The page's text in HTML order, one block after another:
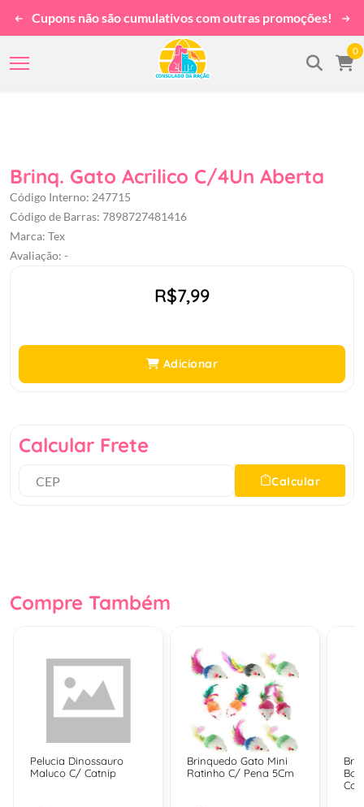
Cupons não são cumulativos com outras promoções!
0
Brinq. Gato Acrilico C/4Un Aberta
Código Interno: 247715
Código de Barras: 7898727481416
Marca: Tex
Avaliação: -
R$7,99
Adicionar
Calcular Frete
Calcular
Compre Também
Pelucia Dinossauro
Maluco C/ Catnip
Brinquedo Gato Mini
Ratinho C/ Pena 5Cm